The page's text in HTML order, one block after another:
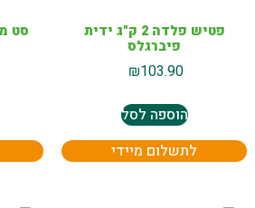
פטיש פלדה 2 ק"ג ידית
פיברגלס
₪103.90
הוספה לסל
לתשלום מיידי